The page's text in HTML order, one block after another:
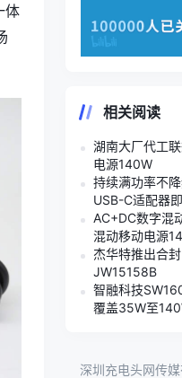
体
相关阅读
湖南大厂代工
电源140W
持续满功率不
USB-C适配器
AC+DC数字混
混动移动电源
杰华特推出合
JW15158B
智融科技
覆盖35W至
深圳充电头网传